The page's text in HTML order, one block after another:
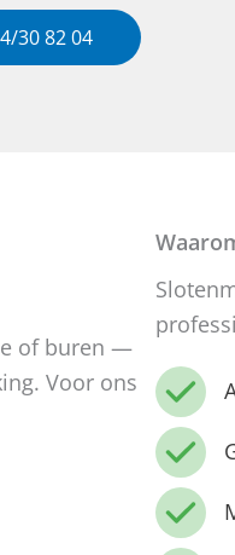
30 82 04
of buren —
Voor ons